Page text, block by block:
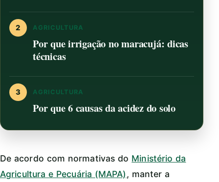
2 AGRICULTURA
Por que irrigação no maracujá: dicas
técnicas
3 AGRICULTURA
Por que 6 causas da acidez do solo
De acordo com normativas do Ministério da
Agricultura e Pecuária (MAPA), manter a